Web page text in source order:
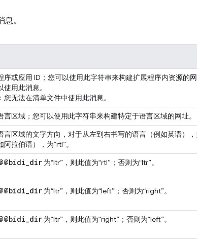
。
序或应用 ID；您可以使用此字符串来构建扩展程序内资源的
使用此消息。
：您无法在清单文件中使用此消息。
言区域；您可以使用此字符串来构建特定于语言区域的网址。
言区域的文字方向，对于从左到右书写的语言（例如英语）
阿拉伯语），为“rtl”。
_dir 为“ltr”，则此值为“rtl”；否则为“ltr”。
_dir 为“ltr”，则此值为“left”；否则为“right”。
_dir 为“ltr”，则此值为“right”；否则为“left”。